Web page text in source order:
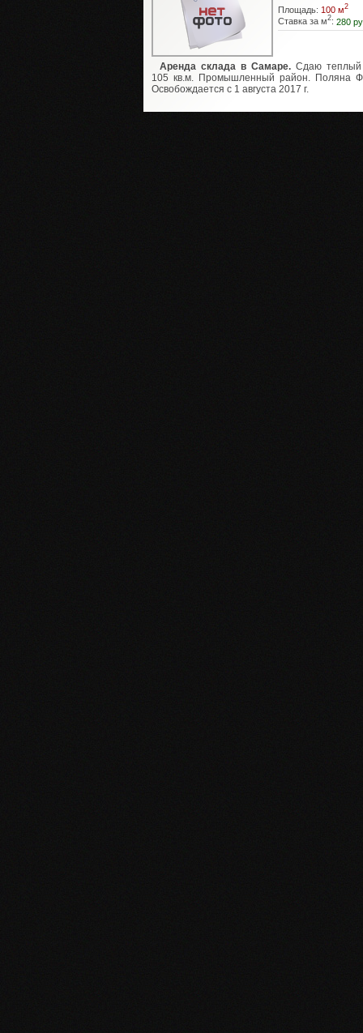
Площадь: 100 м2
Ставка за м2: 280
Аренда склада в Самаре. Сдаю теплый
105 кв.м. Промышленный район. Поляна
Освобождается с 1 августа 2017 г.